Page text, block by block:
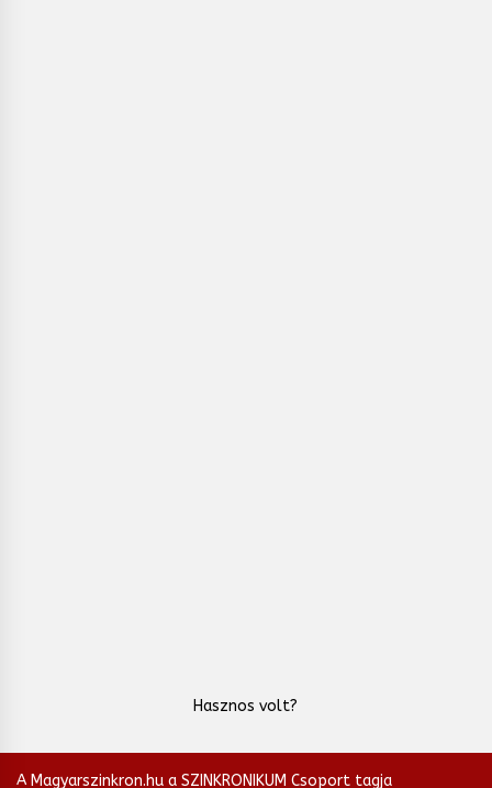
Hasznos volt?
A Magyarszinkron.hu a SZINKRONIKUM Csoport tagja